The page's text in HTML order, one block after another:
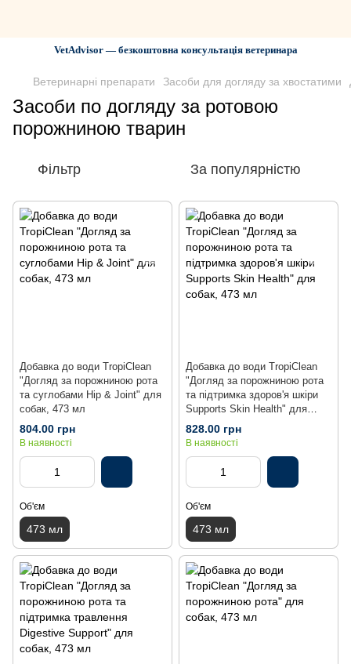
VetAdvisor — безкоштовна консультація ветеринара
Ветеринарні препарати Засоби для догляду за хвостатими
Засоби по догляду за ротовою
порожниною тварин
Фільтр За популярністю
Добавка до води TropiClean
"Догляд за порожниною рота
та суглобами Hip & Joint" для
собак, 473 мл
804.00 грн
В наявності
Об'єм
473 мл
Добавка до води TropiClean
"Догляд за порожниною рота
та підтримка здоров'я шкіри
Supports Skin Health" для
собак, 473 мл
828.00 грн
В наявності
Об'єм
473 мл